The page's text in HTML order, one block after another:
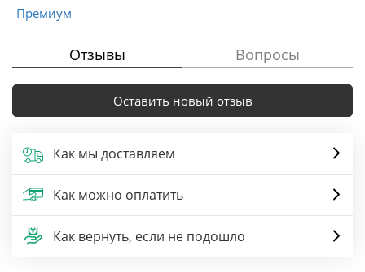
Премиум
Отзывы Вопросы
Оставить новый отзыв
Как мы доставляем
Как можно оплатить
Как вернуть, если не подошло